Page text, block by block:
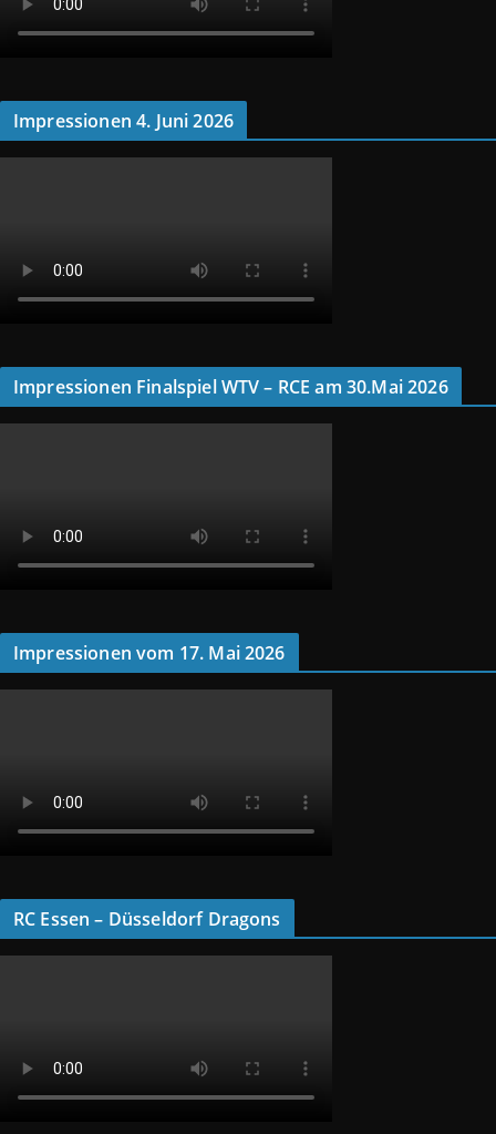
Impressionen 4. Juni 2026
Impressionen Finalspiel WTV – RCE am 30.Mai 2026
Impressionen vom 17. Mai 2026
RC Essen – Düsseldorf Dragons